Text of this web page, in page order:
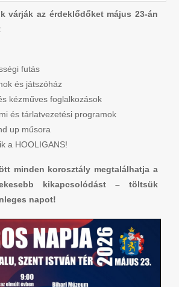
várják az érdeklődőket május 23-án
futás
és játszóház
kézműves foglalkozások
és tárlatvezetési programok
up műsora
a HOOLIGANS!
minden korosztály megtalálhatja a
kikapcsolódást – töltsük
napot!